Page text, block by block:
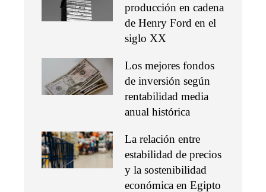
producción en cadena
de Henry Ford en el
siglo XX
Los mejores fondos
de inversión según
rentabilidad media
anual histórica
La relación entre
estabilidad de precios
y la sostenibilidad
económica en Egipto